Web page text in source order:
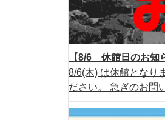
【8/6 休館日のお知
8/6(木) は休館となり
ださい。 急ぎのお問